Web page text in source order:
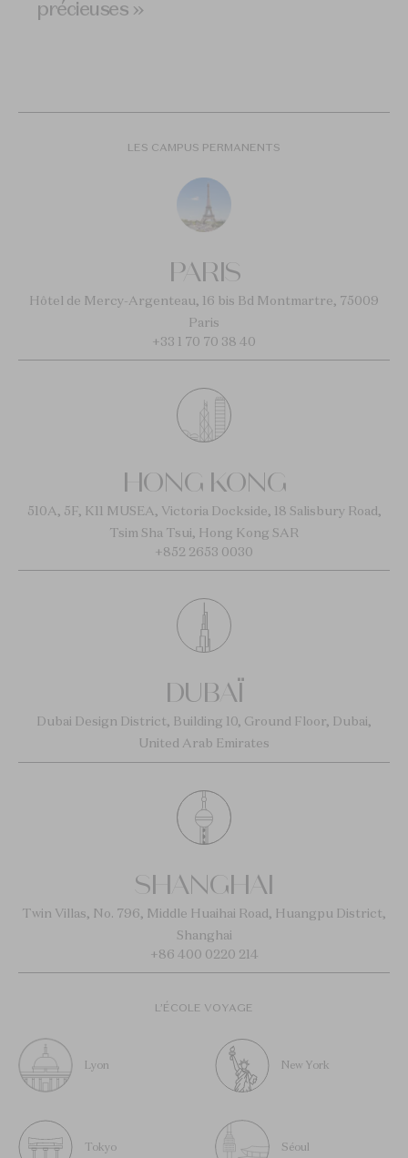
précieuses »
LES CAMPUS PERMANENTS
PARIS
Hôtel de Mercy-Argenteau, 16 bis Bd Montmartre, 75009
Paris
+33 1 70 70 38 40
HONG KONG
510A, 5F, K11 MUSEA, Victoria Dockside, 18 Salisbury Road,
Tsim Sha Tsui, Hong Kong SAR
+852 2653 0030
DUBAÏ
Dubai Design District, Building 10, Ground Floor, Dubai,
United Arab Emirates
SHANGHAI
Twin Villas, No. 796, Middle Huaihai Road, Huangpu District,
Shanghai
+86 400 0220 214
L’ÉCOLE VOYAGE
Lyon New York
Tokyo Séoul